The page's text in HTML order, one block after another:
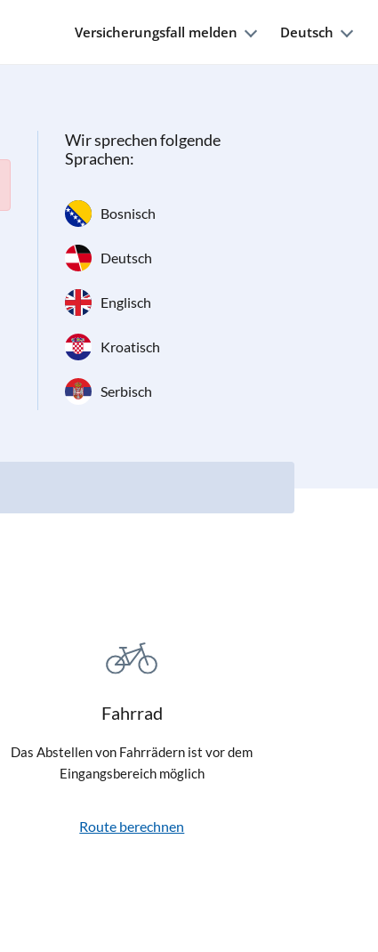
Versicherungsfall melden Deutsch
Wir sprechen folgende
Sprachen:
Bosnisch
Deutsch
Englisch
Kroatisch
Serbisch
Fahrrad
Das Abstellen von Fahrrädern ist vor dem
Eingangsbereich möglich
Route berechnen